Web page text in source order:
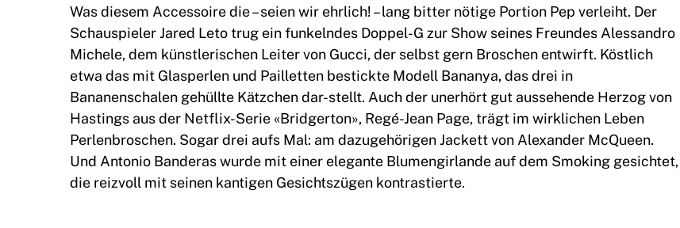
Was diesem Accessoire die – seien wir ehrlich! – lang bitter nötige Portion Pep verleiht. Der
Schauspieler Jared Leto trug ein funkelndes Doppel-G zur Show seines Freundes Alessandro
Michele, dem künstlerischen Leiter von Gucci, der selbst gern Broschen entwirft. Köstlich
etwa das mit Glasperlen und Pailletten bestickte Modell Bananya, das drei in
Bananenschalen gehüllte Kätzchen dar-stellt. Auch der unerhört gut aussehende Herzog von
Hastings aus der Netflix-Serie «Bridgerton», Regé-Jean Page, trägt im wirklichen Leben
Perlenbroschen. Sogar drei aufs Mal: am dazugehörigen Jackett von Alexander McQueen.
Und Antonio Banderas wurde mit einer elegante Blumengirlande auf dem Smoking gesichtet,
die reizvoll mit seinen kantigen Gesichtszügen kontrastierte.